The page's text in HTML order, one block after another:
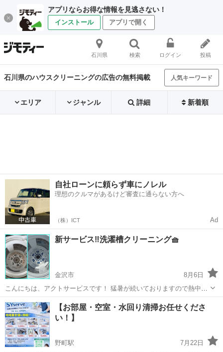
アプリならお得な情報を見逃さない！
インストール アプリで開く
石川県 検索 ログイン 投稿
石川県のハウスクリーニングの広告の無料掲載 人気キーワード
エリア ジャンル 詳細 新着順
自社ローンに頼らず車にノレル
理想のクルマがあるけど審査に通らない方へ
（株）ICT Ad
新サービス‼️洗濯槽クリーニング🧺
金沢市
8月6日
こんにちは、アクトサービスです！ 猛暑が続いておりますので熱中症
には気をつけてください‼️ 弊社では草刈り、引越しに外作業が連日続
いておりますがまだまだ頑張っていきます！ さて、この度弊社では新
サービス洗濯槽クリーニング...
石川 金沢市 その他
【お部屋・空室・水回り清掃お任せくださ
い！】
野町駅
7月22日